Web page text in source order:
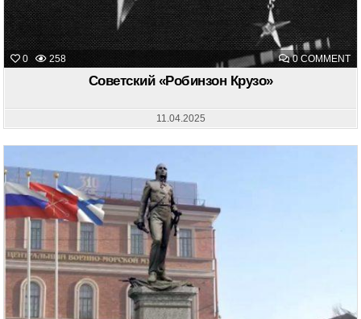
0 258 0 COMMENT
Советский «Робинзон Крузо»
11.04.2025